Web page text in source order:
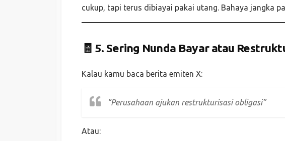
cukup, tapi terus dibiayai pakai utang. Bahaya jangka
🧾 5. Sering Nunda Bayar atau
Kalau kamu baca berita emiten X:
“Perusahaan ajukan restrukturisasi obligasi”
Atau: